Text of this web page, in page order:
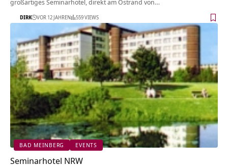
großartiges Seminarhotel, direkt am Ostrand von…
DIRK VOR 12 JAHREN 559 VIEWS
BAD MEINBERG EVENTS
Seminarhotel NRW